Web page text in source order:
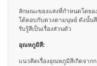
ไฟฟ้า
และ
สาร
ลักษณะของแสงที่กำหนดโดยอ
โต้ตอบกับดวงตามนุษย์ ดังนั้น
รับรู้สีเป็นเรื่องส่วนตัว
อุณหภูมิสี:
แนวคิดเรื่องอุณหภูมิสีเกิดจาก